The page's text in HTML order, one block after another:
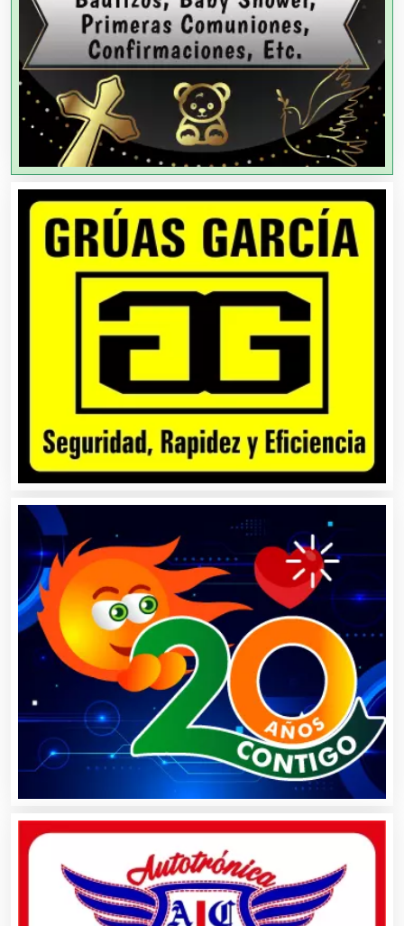
Agencias de Publicidad
Agencias de Viajes
Agricultores
Agricultura y Ganadería
Agua Purificada
Alarmas
Albercas
Alimentos
Almacenaje
Alquiler de Autos
Alquiler de Equipos para Fiestas
Alquiler de Sillas y Mesas
Alquiler de Trajes de Etiqueta